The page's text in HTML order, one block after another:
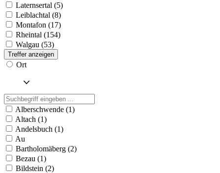
Laternsertal (5)
Leiblachtal (8)
Montafon (17)
Rheintal (154)
Walgau (53)
Treffer anzeigen
Ort
Alberschwende (1)
Altach (1)
Andelsbuch (1)
Au
Bartholomäberg (2)
Bezau (1)
Bildstein (2)